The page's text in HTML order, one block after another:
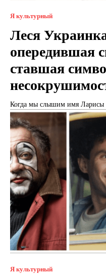
Я культурный
Леся
опередившая
ставшая
Когда мы слышим имя Ларисы
Я культурный